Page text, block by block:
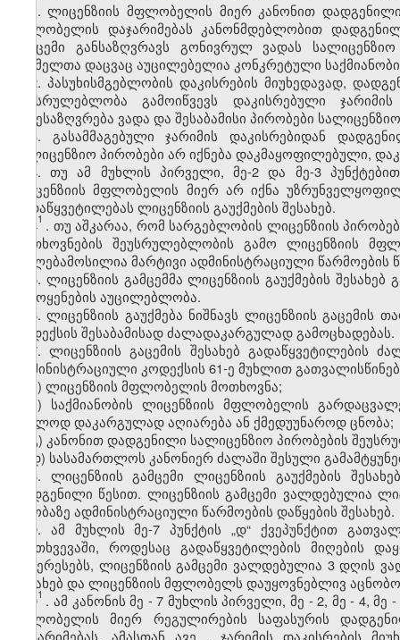
1. ლიცენზიის მფლობელის მიერ კანონით
მფლობელის დაჯარიმებას კანონმდებლობით
გამცემი განსაზღვრავს გონივრულ ვადას
რომელთა დაცვაც აუცილებელია კონკრეტული
2. პასუხისმგებლობის დაკისრების მიუხედავად,
შეუსრულებლობა გამოიწვევს დაკისრებული
განესაზღვრება ვადა და შესაბამისი პირობები
3. გასამმაგებული ჯარიმის დაკისრებიდან
სალიცენზიო პირობები არ იქნება დაკმაყოფილებული,
4. თუ ამ მუხლის პირველი, მე-2 და მე-3
ლიცენზიის მფლობელის მიერ არ იქნა
გადაწყვეტილებას ლიცენზიის გაუქმების შესახებ.
41 . თუ აშკარაა, რომ სარგებლობის ლიცენზიის
მოთხოვნების შეუსრულებლობის გამო ლიცენზიის
უფლებამოსილია მარტივი ადმინისტრაციული წარმოების
5. ლიცენზიის გამცემმა ლიცენზიის გაუქმების
გამოყენების აუცილებლობა.
6. ლიცენზიის გაუქმება ნიშნავს ლიცენზიის
კოდექსის შესაბამისად ძალადაკარგულად გამოცხადებას.
7. ლიცენზიის გაცემის შესახებ
ადმინისტრაციული კოდექსის 61-ე მუხლით
ა) ლიცენზიის მფლობელის მოთხოვნა;
ბ) საქმიანობის ლიცენზიის მფლობელის
უკვლოდ დაკარგულად აღიარება ან ქმედუუნაროდ ცნობა;
გ) კანონით დადგენილი სალიცენზიო პირობების
დ) სასამართლოს კანონიერ ძალაში შესული
8. ლიცენზიის გამცემი ლიცენზიის გაუქმების
დადგენილი წესით. ლიცენზიის გამცემი ვალდებულია
თაობაზე ადმინისტრაციული წარმოების დაწყების შესახებ.
9. ამ მუხლის მე-7 პუნქტის „დ“ ქვეპუნქტით
შემთხვევაში, როდესაც გადაწყვეტილების მიღების
ინტერესებს, ლიცენზიის გამცემი ვალდებულია 3 დღის
შესახებ და ლიცენზიის მფლობელს დაუყოვნებლივ
91 . ამ კანონის მე - 7 მუხლის პირველი, მე - 2, მე - 4, მე -
მფლობელის მიერ რეგულირების საფასურის
დაჯარიმებას. ამასთან ავე
, ჯარიმის დაკისრების